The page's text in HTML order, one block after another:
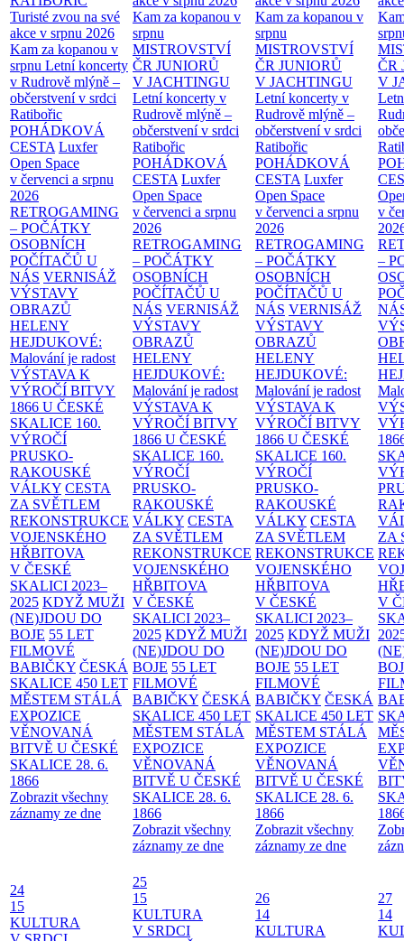
Turisté zvou na své
akce v srpnu 2026
Kam za kopanou v
srpnu Letní koncerty
v Rudrově mlýně –
občerstvení v srdci
Ratibořic
POHÁDKOVÁ
CESTA Luxfer
Open Space
v červenci a srpnu
2026
RETROGAMING
– POČÁTKY
OSOBNÍCH
POČÍTAČŮ U
NÁS VERNISÁŽ
VÝSTAVY
OBRAZŮ
HELENY
HEJDUKOVÉ:
Malování je radost
VÝSTAVA K
VÝROČÍ BITVY
1866 U ČESKÉ
SKALICE 160.
VÝROČÍ
PRUSKO-
RAKOUSKÉ
VÁLKY CESTA
ZA SVĚTLEM
REKONSTRUKCE
VOJENSKÉHO
HŘBITOVA
V ČESKÉ
SKALICI 2023–
2025 KDYŽ MUŽI
(NE)JDOU DO
BOJE 55 LET
FILMOVÉ
BABIČKY ČESKÁ
SKALICE 450 LET
MĚSTEM STÁLÁ
EXPOZICE
VĚNOVANÁ
BITVĚ U ČESKÉ
SKALICE 28. 6.
1866
Zobrazit všechny
záznamy ze dne
Kam za kopanou v
srpnu
MISTROVSTVÍ
ČR JUNIORŮ
V JACHTINGU
Letní koncerty v
Rudrově mlýně –
občerstvení v srdci
Ratibořic
POHÁDKOVÁ
CESTA Luxfer
Open Space
v červenci a srpnu
2026
RETROGAMING
– POČÁTKY
OSOBNÍCH
POČÍTAČŮ U
NÁS VERNISÁŽ
VÝSTAVY
OBRAZŮ
HELENY
HEJDUKOVÉ:
Malování je radost
VÝSTAVA K
VÝROČÍ BITVY
1866 U ČESKÉ
SKALICE 160.
VÝROČÍ
PRUSKO-
RAKOUSKÉ
VÁLKY CESTA
ZA SVĚTLEM
REKONSTRUKCE
VOJENSKÉHO
HŘBITOVA
V ČESKÉ
SKALICI 2023–
2025 KDYŽ MUŽI
(NE)JDOU DO
BOJE 55 LET
FILMOVÉ
BABIČKY ČESKÁ
SKALICE 450 LET
MĚSTEM STÁLÁ
EXPOZICE
VĚNOVANÁ
BITVĚ U ČESKÉ
SKALICE 28. 6.
1866
Zobrazit všechny
záznamy ze dne
Kam za kopanou v
srpnu
MISTROVSTVÍ
ČR JUNIORŮ
V JACHTINGU
Letní koncerty v
Rudrově mlýně –
občerstvení v srdci
Ratibořic
POHÁDKOVÁ
CESTA Luxfer
Open Space
v červenci a srpnu
2026
RETROGAMING
– POČÁTKY
OSOBNÍCH
POČÍTAČŮ U
NÁS VERNISÁŽ
VÝSTAVY
OBRAZŮ
HELENY
HEJDUKOVÉ:
Malování je radost
VÝSTAVA K
VÝROČÍ BITVY
1866 U ČESKÉ
SKALICE 160.
VÝROČÍ
PRUSKO-
RAKOUSKÉ
VÁLKY CESTA
ZA SVĚTLEM
REKONSTRUKCE
VOJENSKÉHO
HŘBITOVA
V ČESKÉ
SKALICI 2023–
2025 KDYŽ MUŽI
(NE)JDOU DO
BOJE 55 LET
FILMOVÉ
BABIČKY ČESKÁ
SKALICE 450 LET
MĚSTEM STÁLÁ
EXPOZICE
VĚNOVANÁ
BITVĚ U ČESKÉ
SKALICE 28. 6.
1866
Zobrazit všechny
záznamy ze dne
ČR
V
v
–
ZA
V
24
15
KULTURA
25
15
KULTURA
V SRDCI
26
14
KULTURA
27
14